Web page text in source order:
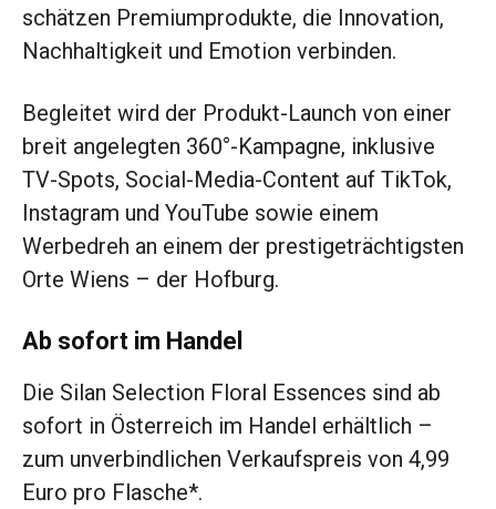
schätzen Premiumprodukte, die Innovation,
Nachhaltigkeit und Emotion verbinden.
Begleitet wird der Produkt-Launch von einer
breit angelegten 360°-Kampagne, inklusive
TV-Spots, Social-Media-Content auf TikTok,
Instagram und YouTube sowie einem
Werbedreh an einem der prestigeträchtigsten
Orte Wiens – der Hofburg.
Ab sofort im Handel
Die Silan Selection Floral Essences sind ab
sofort in Österreich im Handel erhältlich –
zum unverbindlichen Verkaufspreis von 4,99
Euro pro Flasche*.